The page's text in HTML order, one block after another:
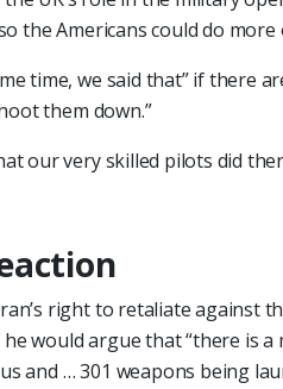
the Americans could do
time, we said that” if there
them down.”
our very skilled pilots did
right to retaliate against
he would argue that “there is
and … 301 weapons being